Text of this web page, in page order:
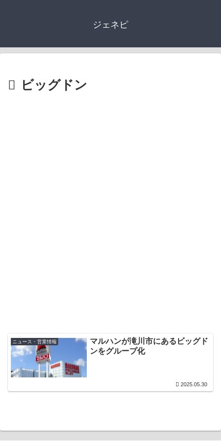
ジェネピ
ビッグドン
ニュース・営業情報
マルハンが滝川市にあるビッグド
ンをグループ化
2025.05.30